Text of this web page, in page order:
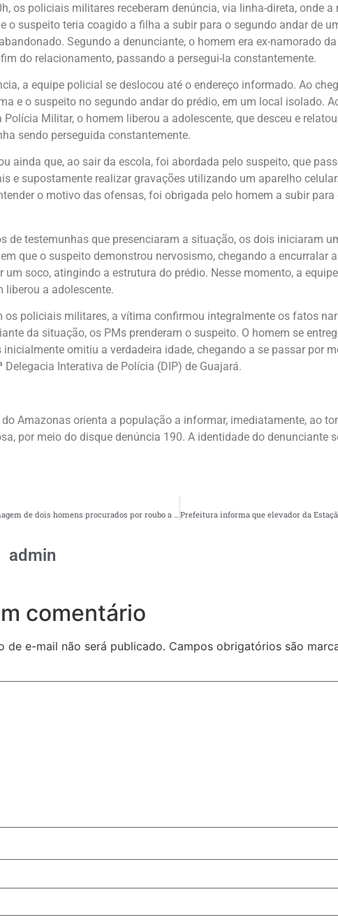
os policiais militares receberam denúncia, via linha-direta, onde a
o suspeito teria coagido a filha a subir para o segundo andar de
Segundo a denunciante, o homem era ex-namorado
do relacionamento, passando a persegui-la constantemente.
a equipe policial se deslocou até o endereço informado. Ao
e o suspeito no segundo andar do prédio, em um local isolado.
Polícia Militar, o homem liberou a adolescente, que desceu e
sendo perseguida constantemente.
ainda que, ao sair da escola, foi abordada pelo suspeito, que
e supostamente realizar gravações utilizando um aparelho
o motivo das ofensas, foi obrigada pelo homem a subir
de testemunhas que presenciaram a situação, os dois iniciaram
que o suspeito demonstrou nervosismo, chegando a encurralar
um soco, atingindo a estrutura do prédio. Nesse momento, a
liberou a adolescente.
os policiais militares, a vítima confirmou integralmente os fatos
da situação, os PMs prenderam o suspeito. O homem se
inicialmente omitiu a verdadeira idade, chegando a se passar por
Delegacia Interativa de Polícia (DIP) de Guajará.
Amazonas orienta a população a informar, imediatamente, ao
por meio do disque denúncia 190. A identidade do denunciante
admin
comentário
de e-mail não será publicado. Campos obrigatórios são